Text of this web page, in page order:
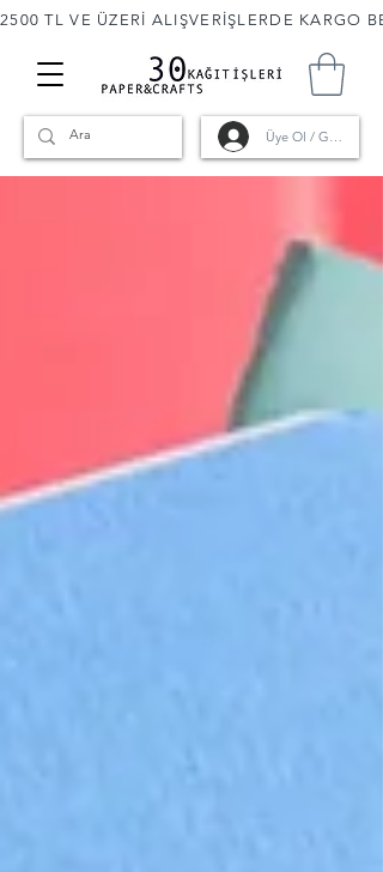
2500 TL VE ÜZERİ ALIŞVERİŞLERDE
Üye Ol / Giriş